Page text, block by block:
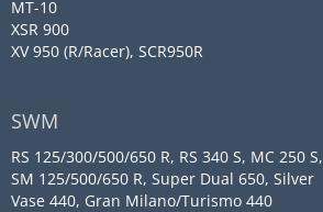
MT-10
XSR 900
XV 950 (R/Racer), SCR950R
SWM
RS 125/300/500/650 R, RS 340 S, MC 250 S,
SM 125/500/650 R, Super Dual 650, Silver
Vase 440, Gran Milano/Turismo 440